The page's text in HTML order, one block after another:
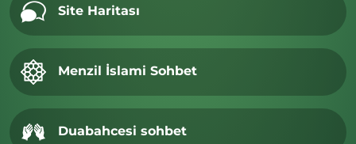
Site Haritası
Menzil İslami Sohbet
Duabahcesi sohbet